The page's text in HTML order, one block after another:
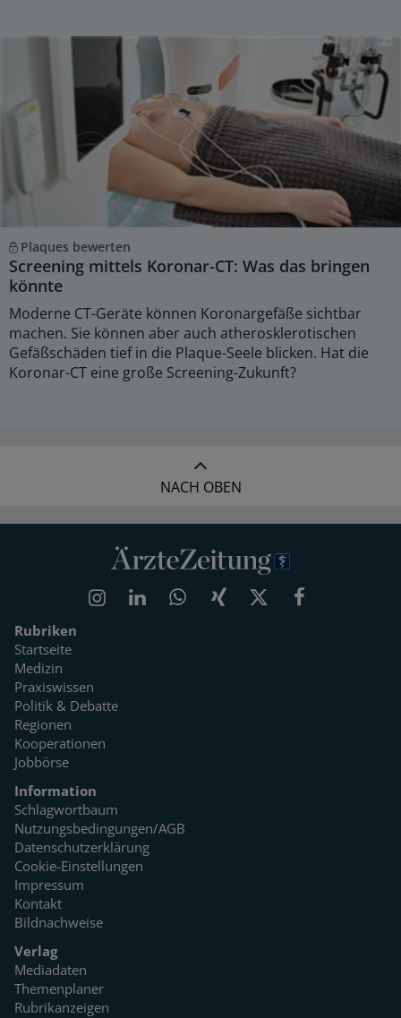
Plaques bewerten
Screening mittels Koronar-CT: Was das bringen
könnte
Moderne CT-Geräte können Koronargefäße sichtbar
machen. Sie können aber auch atherosklerotischen
Gefäßschäden tief in die Plaque-Seele blicken. Hat die
Koronar-CT eine große Screening-Zukunft?
NACH OBEN
Rubriken
Startseite
Medizin
Praxiswissen
Politik & Debatte
Regionen
Kooperationen
Jobbörse
Information
Schlagwortbaum
Nutzungsbedingungen/AGB
Datenschutzerklärung
Cookie-Einstellungen
Impressum
Kontakt
Bildnachweise
Verlag
Mediadaten
Themenplaner
Rubrikanzeigen